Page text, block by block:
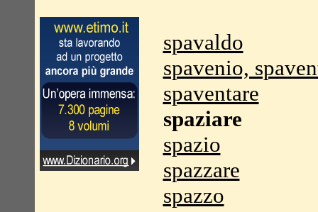
spavaldo
spavenio,
spaventare
spaziare
spazio
spazzare
spazzo